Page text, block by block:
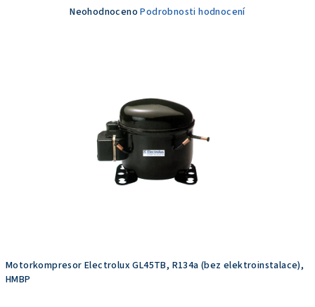
Motorkompresor Electrolux GL45TB, R134a (bez elektroinstalace),
HMBP
Průměrné
Neohodnoceno Podrobnosti hodnocení